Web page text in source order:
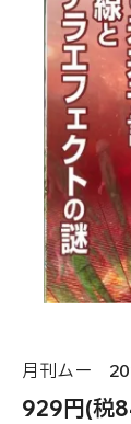
月刊ムー
929円(税